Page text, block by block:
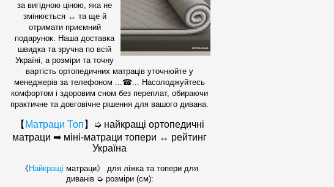
за вигідною ціною, яка не
змінюється ↔ та ще й
отримати приємний
подарунок. Наша доставка
швидка та зручна по всій
Україні, а розміри та точну
вартість ортопедичних матраців уточнюйте у
менеджерів за телефоном ...☎... Насолоджуйтесь
комфортом і здоровим сном без переплат, обираючи
практичне та довговічне рішення для вашого дивана.
【 Матраци Топ 】➭ найкращі ортопедичні
матраци ➡ міні-матраци топери ↔ рейтинг
Україна
《 Найкращі матраци》 для ліжка та топери для
диванів ➭ розміри (см):